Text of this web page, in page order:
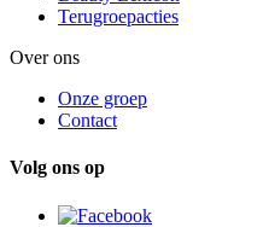
Terugroepacties
Over ons
Onze groep
Contact
Volg ons op